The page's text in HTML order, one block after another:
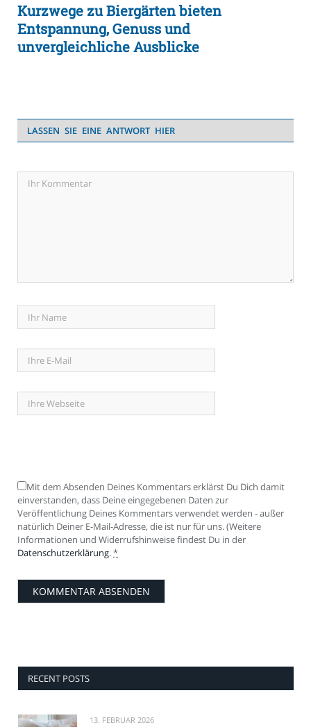
Kurzwege zu Biergärten bieten
Entspannung, Genuss und
unvergleichliche Ausblicke
LASSEN SIE EINE ANTWORT HIER
Mit dem Absenden Deines Kommentars erklärst Du Dich damit
einverstanden, dass Deine eingegebenen Daten zur
Veröffentlichung Deines Kommentars verwendet werden - außer
natürlich Deiner E-Mail-Adresse, die ist nur für uns. (Weitere
Informationen und Widerrufshinweise findest Du in der
Datenschutzerklärung.*
RECENT POSTS
13. FEBRUAR 2026